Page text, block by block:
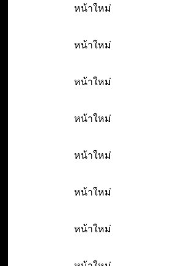
หน้าใหม่
หน้าใหม่
หน้าใหม่
หน้าใหม่
หน้าใหม่
หน้าใหม่
หน้าใหม่